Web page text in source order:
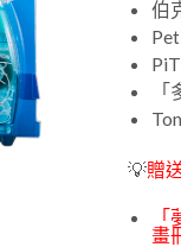
伯
💡贈
畫